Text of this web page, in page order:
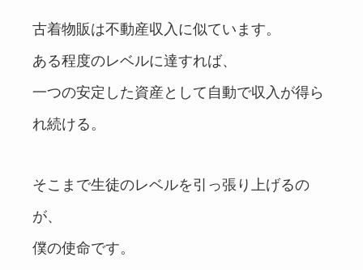
古着物販は不動産収入に似ています。
ある程度のレベルに達すれば、
一つの安定した資産として自動で収入が得ら
れ続ける。
そこまで生徒のレベルを引っ張り上げるの
が、
僕の使命です。